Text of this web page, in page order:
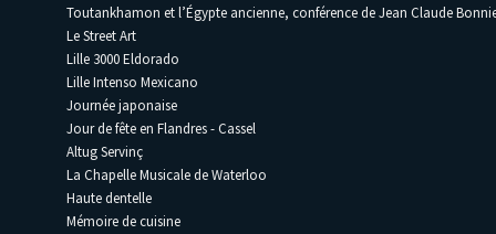
Toutankhamon et l’Égypte ancienne, conférence de Jean Claude
Le Street Art
Lille 3000 Eldorado
Lille Intenso Mexicano
Journée japonaise
Jour de fête en Flandres - Cassel
Altug Servinç
La Chapelle Musicale de Waterloo
Haute dentelle
Mémoire de cuisine